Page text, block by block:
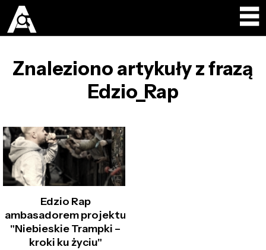
Znaleziono artykuły z frazą
Edzio_Rap
Edzio Rap
ambasadorem projektu
"Niebieskie Trampki –
kroki ku życiu"